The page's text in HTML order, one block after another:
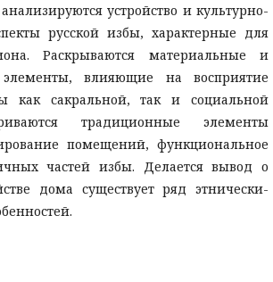
устройство и культурно-
русской избы, характерные для
Раскрываются материальные и
влияющие на восприятие
как сакральной, так и социальной
традиционные элементы
помещений, функциональное
частей избы. Делается вывод о
дома существует ряд этнически-